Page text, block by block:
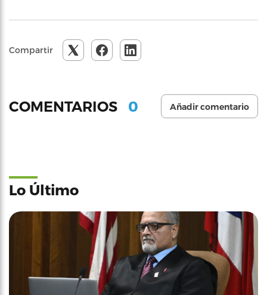
Compartir
COMENTARIOS 0 Añadir comentario
Lo Último